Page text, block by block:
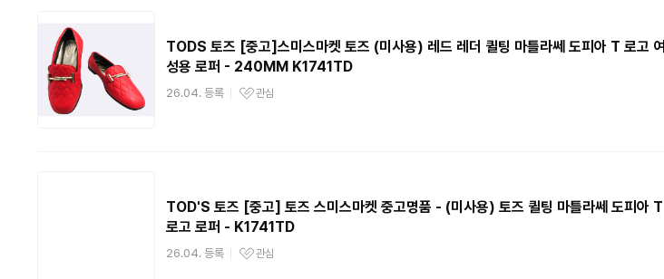
TODS 토즈 [중고]스미스마켓 토즈 (미사용) 레드 레더 퀼팅 마틀라쎄 도피아 T 로고 여
성용 로퍼 - 240MM K1741TD
26.04. 등록
관심상품
관심
TOD'S 토즈 [중고] 토즈 스미스마켓 중고명품 - (미사용) 토즈 퀼팅 마틀라쎄 도피아 T
로고 로퍼 - K1741TD
26.04. 등록
관심상품
관심